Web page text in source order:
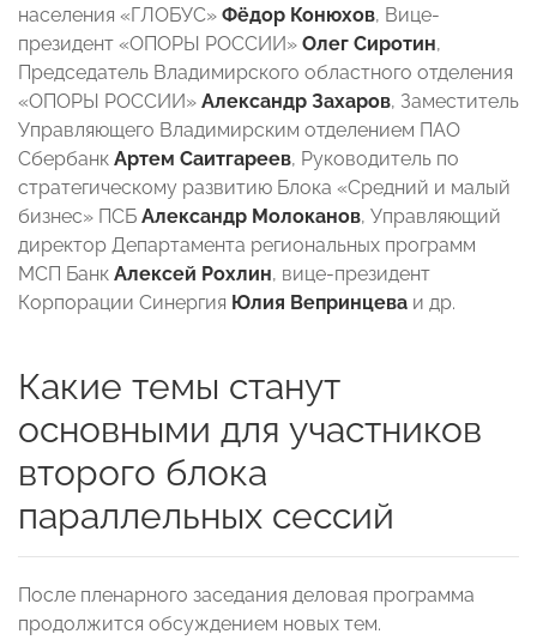
населения «ГЛОБУС» Фёдор Конюхов, Вице-
президент «ОПОРЫ РОССИИ» Олег Сиротин,
Председатель Владимирского областного отделения
«ОПОРЫ РОССИИ» Александр Захаров, Заместитель
Управляющего Владимирским отделением ПАО
Сбербанк Артем Саитгареев, Руководитель по
стратегическому развитию Блока «Средний и малый
бизнес» ПСБ Александр Молоканов, Управляющий
директор Департамента региональных программ
МСП Банк Алексей Рохлин, вице-президент
Корпорации Синергия Юлия Вепринцева и др.
Какие темы станут
основными для участников
второго блока
параллельных сессий
После пленарного заседания деловая программа
продолжится обсуждением новых тем.